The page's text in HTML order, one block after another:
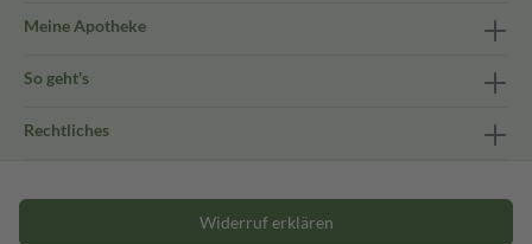
Meine Apotheke
So geht's
Rechtliches
Widerruf erklären